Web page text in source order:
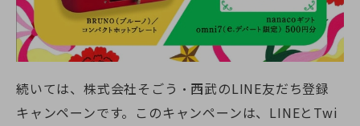
続いては、株式会社そごう・西武のLINE友だち登録
キャンペーンです。このキャンペーンは、LINEとTwi